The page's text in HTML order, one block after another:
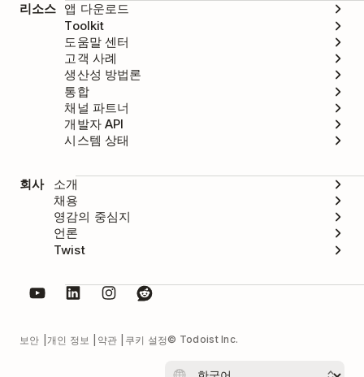
앱을 삭제할 것인 지를 묻는 팝업창이 나타날 겁
니다.앱 삭제
리소스 앱 다운로드
Toolkit
도움말 센터
고객 사례
생산성 방법론
통합
채널 파트너
개발자 API
시스템 상태
회사
소개
채용
영감의 중심지
언론
Twist
보안 개인 정보 약관 쿠키 설정© Todoist Inc.